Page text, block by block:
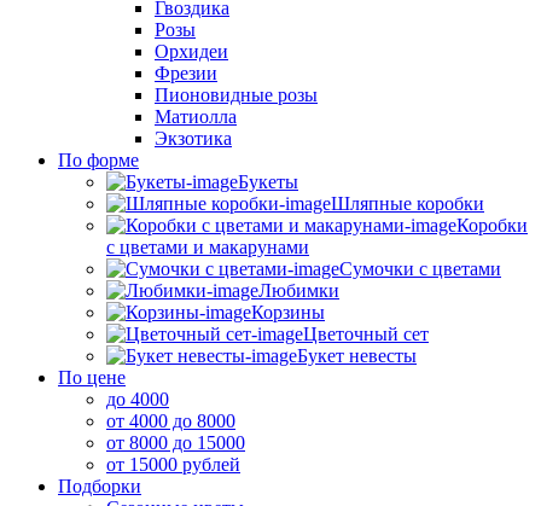
Гвоздика
Розы
Орхидеи
Фрезии
Пионовидные розы
Матиолла
Экзотика
По форме
Букеты
Шляпные коробки
Коробки
с цветами и макарунами
Сумочки с цветами
Любимки
Корзины
Цветочный сет
Букет невесты
По цене
до 4000
от 4000 до 8000
от 8000 до 15000
от 15000 рублей
Подборки